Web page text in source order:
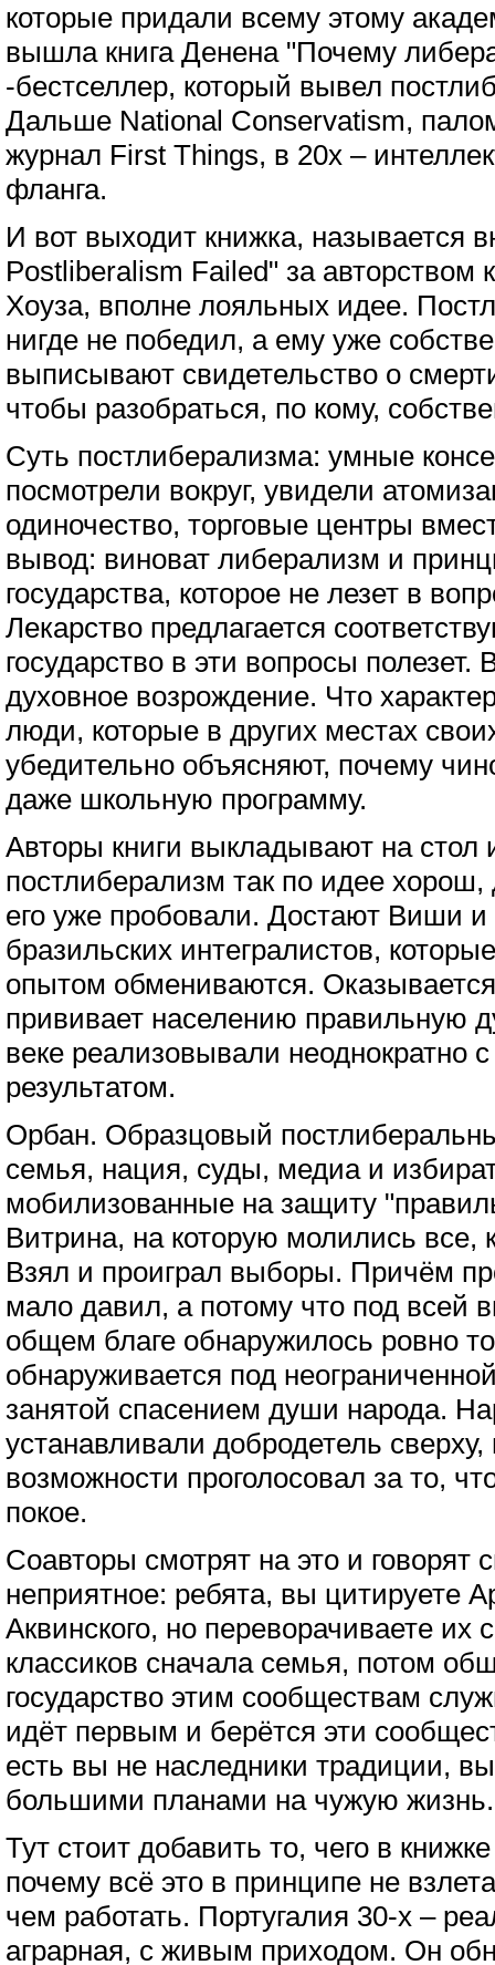
которые придали всему этому
вышла книга Денена "Почему
-бестселлер, который вывел
Дальше National Conservatism,
журнал First Things, в 20х –
фланга.
И вот выходит книжка, называется
Postliberalism Failed" за авторством
Хоуза, вполне лояльных идее.
нигде не победил, а ему уже
выписывают свидетельство о
чтобы разобраться, по кому,
Суть постлиберализма: умные
посмотрели вокруг, увидели
одиночество, торговые центры
вывод: виноват либерализм и
государства, которое не лезет в
Лекарство предлагается
государство в эти вопросы полезет.
духовное возрождение. Что
люди, которые в других местах
убедительно объясняют, почему
даже школьную программу.
Авторы книги выкладывают на стол
постлиберализм так по идее хорош,
его уже пробовали. Достают Виши
бразильских интегралистов,
опытом обмениваются.
прививает населению правильную
веке реализовывали неоднократно
результатом.
Орбан. Образцовый
семья, нация, суды, медиа и
мобилизованные на защиту
Витрина, на которую молились все,
Взял и проиграл выборы. Причём
мало давил, а потому что под всей
общем благе обнаружилось ровно
обнаруживается под
занятой спасением души народа.
устанавливали добродетель
возможности проголосовал за то,
покое.
Соавторы смотрят на это и говорят
неприятное: ребята, вы цитируете
Аквинского, но переворачиваете их
классиков сначала семья, потом
государство этим сообществам
идёт первым и берётся эти
есть вы не наследники традиции,
большими планами на чужую жизнь.
Тут стоит добавить то, чего в
почему всё это в принципе не
чем работать. Португалия 30-х –
аграрная, с живым приходом. Он